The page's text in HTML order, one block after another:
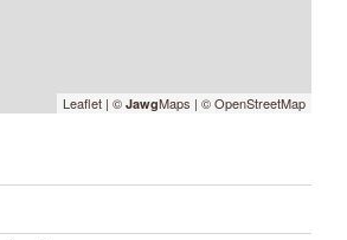
Leaflet | © JawgMaps | © OpenStreetMap